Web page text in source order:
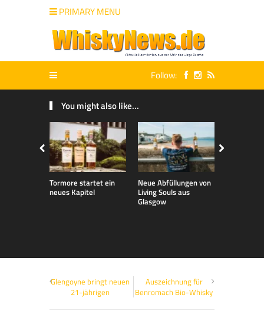
PRIMARY MENU
Follow:
You might also like...
Tormore startet ein
neues Kapitel
Neue Abfüllungen von
Living Souls aus
Glasgow
Glengoyne bringt neuen
21-jährigen
Auszeichnung für
Benromach Bio-Whisky